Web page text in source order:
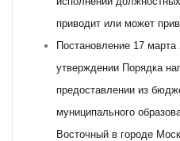
приводит или может
Постановление 17
утверждении Порядка
предоставлении из
муниципального
Восточный в городе